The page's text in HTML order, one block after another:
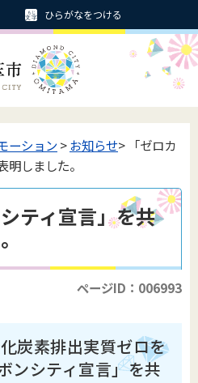
ひらがなをつける
ーション>お知らせ> 「ゼロカ
しました。
ティ宣言」を共
ページID：006993
炭素排出実質ゼロを
ンシティ宣言」を共